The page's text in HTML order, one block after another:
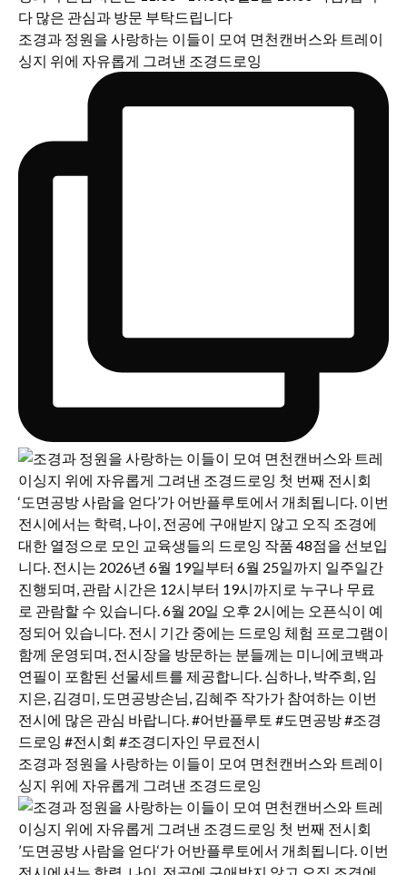
조경과 정원을 사랑하는 이들이 모여 면천캔버스와 트레이
싱지 위에 자유롭게 그려낸 조경드로잉
조경과 정원을 사랑하는 이들이 모여 면천캔버스와 트레이
싱지 위에 자유롭게 그려낸 조경드로잉